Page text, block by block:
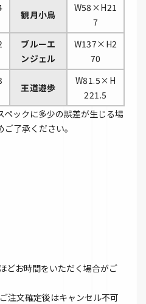
観月小鳥
W58×H21
7
ブルーエ
ンジェル
W137×H2
70
王道遊歩
W81.5×H
221.5
ペックに多少の誤差が生じる場
了承ください。
どお時間をいただく場合がご
注文確定後はキャンセル不可